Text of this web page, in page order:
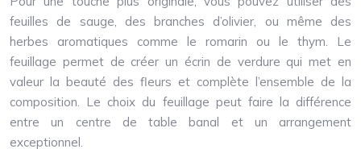
feuilles de sauge, des branches d’olivier, ou même des
herbes aromatiques comme le romarin ou le thym. Le
feuillage permet de créer un écrin de verdure qui met en
valeur la beauté des fleurs et complète l’ensemble de la
composition. Le choix du feuillage peut faire la différence
entre un centre de table banal et un arrangement
exceptionnel.